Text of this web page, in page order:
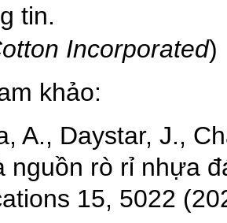
tin.
Incorporated)
khảo:
A., Daystar, J.,
nguồn rò rỉ nhựa
15, 5022